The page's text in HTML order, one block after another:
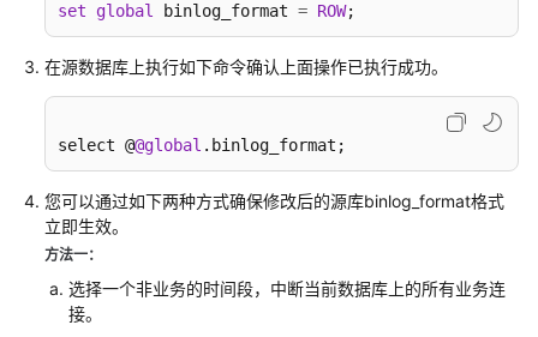
用
户
最
佳
实
践
安
set global binlog_format = ROW;
在源数据库上执行如下命令确认上面操作已执行成功。
select @@global .binlog_format;
您可以通过如下两种方式确保修改后的源库binlog_format格式
立即生效。
方法一：
选择一个非业务的时间段，中断当前数据库上的所有业务连
接。